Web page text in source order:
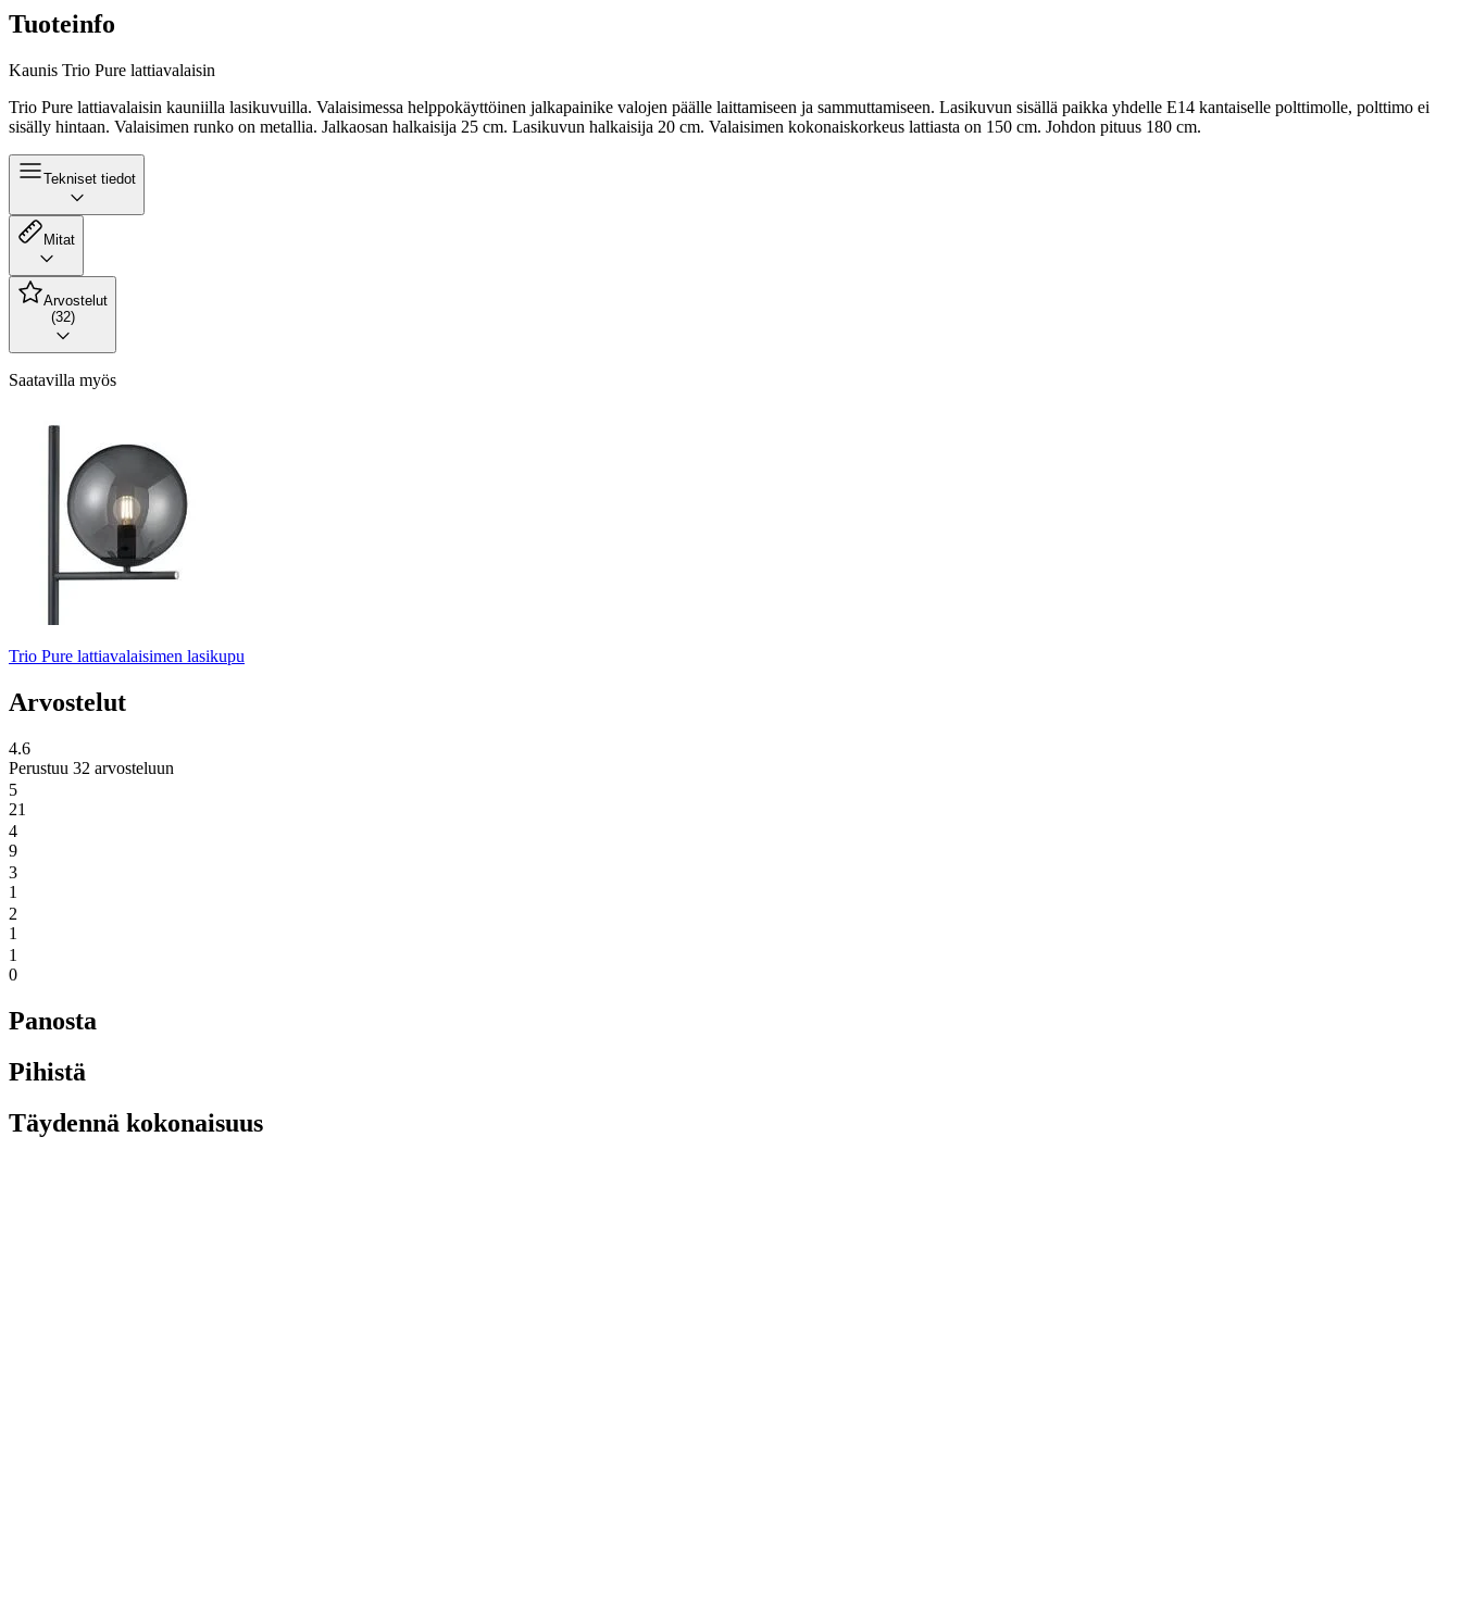
Tuoteinfo
Kaunis Trio Pure lattiavalaisin
Trio Pure lattiavalaisin kauniilla lasikuvuilla. Valaisimessa helppokäyttöinen jalkapainike valojen päälle laittamiseen ja sammuttamiseen. Lasikuvun sisällä paikka yhdelle E14 kantaiselle polttimolle, polttimo ei
sisälly hintaan. Valaisimen runko on metallia. Jalkaosan halkaisija 25 cm. Lasikuvun halkaisija 20 cm. Valaisimen kokonaiskorkeus lattiasta on 150 cm. Johdon pituus 180 cm.
Tekniset tiedot
Mitat
Arvostelut
(32)
Saatavilla myös
Trio Pure lattiavalaisimen lasikupu
Arvostelut
4.6
Perustuu 32 arvosteluun
5
21
4
9
3
1
2
1
1
0
Panosta
Pihistä
Täydennä kokonaisuus